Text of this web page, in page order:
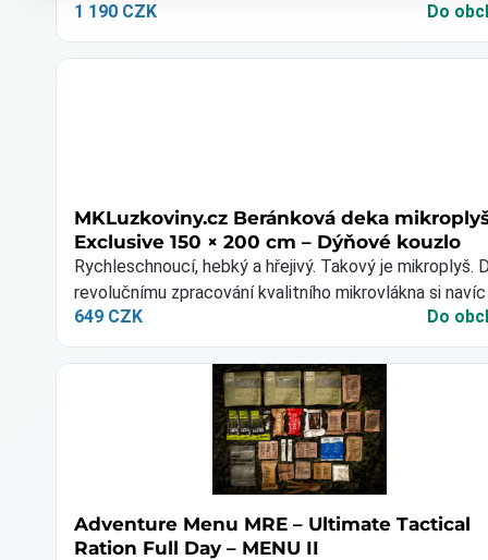
disponují kulatým Super HD…
1 190 CZK Do
MKLuzkoviny.cz Beránková deka
Exclusive 150 × 200 cm – Dýňové kouzlo
Rychleschnoucí, hebký a hřejivý. Takový je mikroplyš.
revolučnímu zpracování kvalitního mikrovlákna si navíc
oddychnete od alergií a…
649 CZK Do
Adventure Menu MRE – Ultimate Tactical
Ration Full Day – MENU II